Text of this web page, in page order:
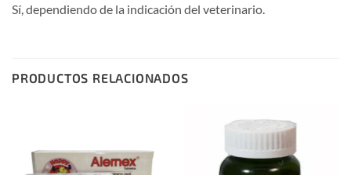
Sí, dependiendo de la indicación del veterinario.
PRODUCTOS RELACIONADOS